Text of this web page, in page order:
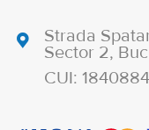
Strada
Sector 2,
CUI: